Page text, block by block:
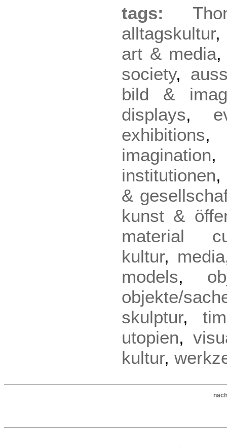
tags:
alltagskultur
art & media
society,
bild &
displays,
exhibitions
imagination
institutionen
&
kunst &
material
kultur, media
models,
objekte/
skulptur,
utopien,
kultur,